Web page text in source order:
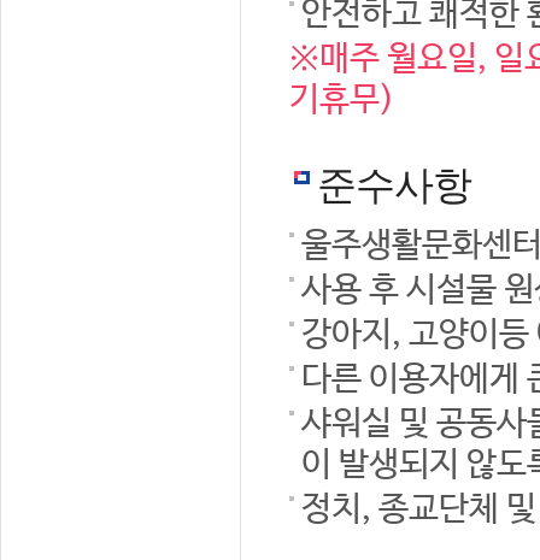
안전하고 쾌적한
※매주 월요일, 일
기휴무)
준수사항
울주생활문화센
사용 후 시설물
강아지, 고양이
다른 이용자에게
샤워실 및 공동사
이 발생되지 않도
정치, 종교단체